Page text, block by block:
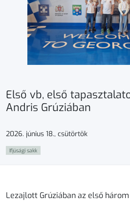
Első vb, első
Andris Grúziában
2026. június 18., csütörtök
Ifjúsági sakk
Lezajlott Grúziában az első három